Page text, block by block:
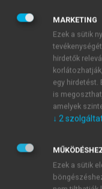
kívül a
általános üzleti
általános
szerző jogát
információ vagy
szellemi
tapasztalatán
vállalati titkot nem tár
MARKETING
Ezek a sütik
hirdetők
egy hirdetést.
is
amelyek
↓ 2
Ezek a sütik